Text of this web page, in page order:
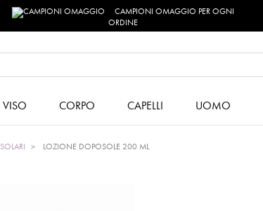
CAMPIONI OMAGGIO PER OGNI
ORDINE
VISO CORPO CAPELLI UOMO
SOLARI LOZIONE DOPOSOLE 200 ML